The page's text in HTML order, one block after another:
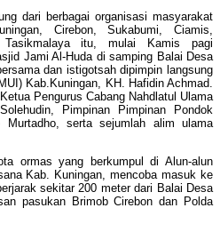
dari berbagai organisasi masyarakat
Cirebon, Sukabumi, Ciamis,
Tasikmalaya itu, mulai Kamis pagi
Jami Al-Huda di samping Balai Desa
dan istigotsah dipimpin langsung
Kab.Kuningan, KH. Hafidin Achmad.
Pengurus Cabang Nahdlatul Ulama
Pimpinan Pimpinan Pondok
Murtadho, serta sejumlah alim ulama
ormas yang berkumpul di Alun-alun
Kab. Kuningan, mencoba masuk ke
sekitar 200 meter dari Balai Desa
pasukan Brimob Cirebon dan Polda